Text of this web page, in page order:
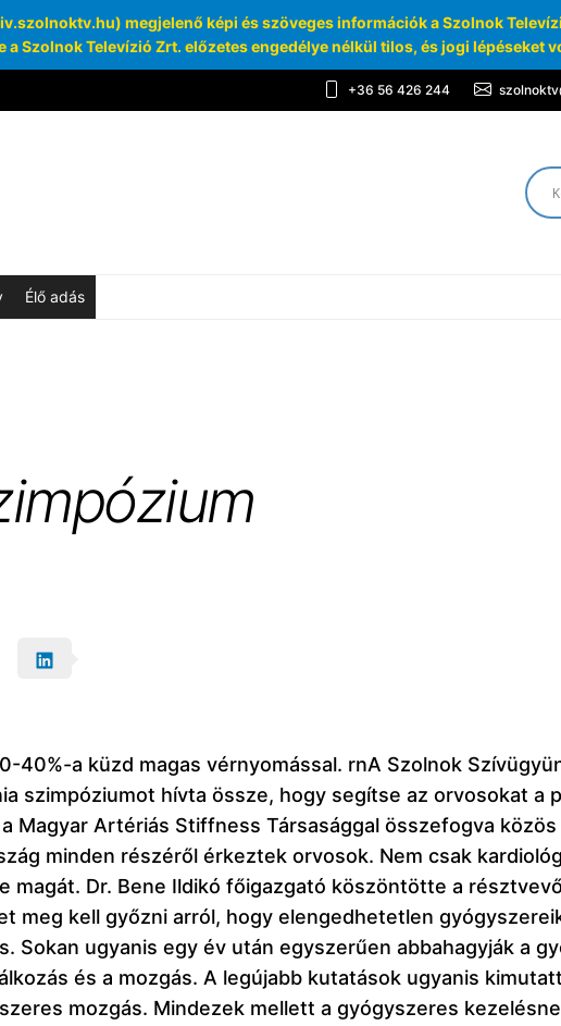
megjelenő képi és szöveges információk a Szolnok
a Szolnok Televízió Zrt. előzetes engedélye nélkül tilos, és jogi lépéseket
+36 56 426 244
Élő adás
40%-a küzd magas vérnyomással. rnA Szolnok
szimpóziumot hívta össze, hogy segítse az orvosokat a
Magyar Artériás Stiffness Társasággal összefogva
minden részéről érkeztek orvosok. Nem csak
magát. Dr. Bene Ildikó főigazgató köszöntötte a
meg kell győzni arról, hogy elengedhetetlen
Sokan ugyanis egy év után egyszerűen abbahagyják a
és a mozgás. A legújabb kutatások ugyanis
mozgás. Mindezek mellett a gyógyszeres